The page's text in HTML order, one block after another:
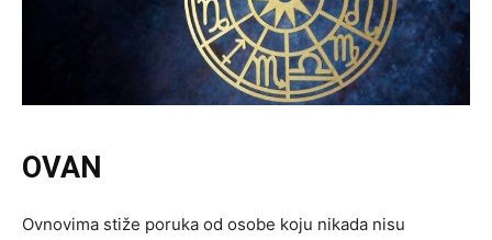
OVAN
Ovnovima stiže poruka od osobe koju nikada nisu